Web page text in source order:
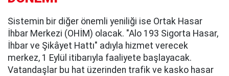
Sistemin bir diğer önemli yeniliği ise Ortak Hasar
İhbar Merkezi (OHİM) olacak. "Alo 193 Sigorta Hasar,
İhbar ve Şikâyet Hattı" adıyla hizmet verecek
merkez, 1 Eylül itibarıyla faaliyete başlayacak.
Vatandaşlar bu hat üzerinden trafik ve kasko hasar